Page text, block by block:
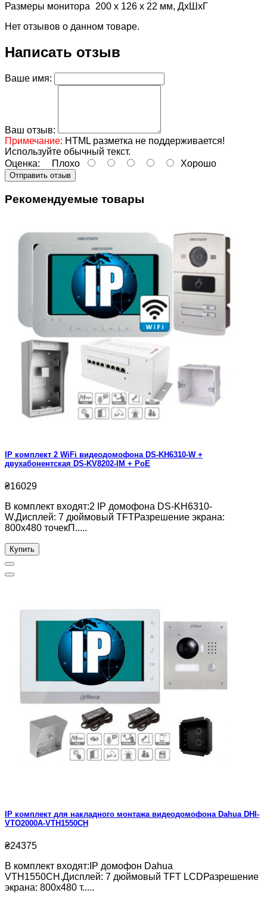
Размеры монитора 200 х 126 х 22 мм, ДхШхГ
Нет отзывов о данном товаре.
Написать отзыв
Ваше имя:
Ваш отзыв:
Примечание: HTML разметка не поддерживается!
Используйте обычный текст.
Оценка: Плохо Хорошо
Отправить отзыв
Рекомендуемые товары
IP комплект 2 WiFi видеодомофона DS-KH6310-W +
двухабонентская DS-KV8202-IM + PoE
₴16029
В комплект входят:2 IP домофона DS-KH6310-
W.Дисплей: 7 дюймовый TFTРазрешение экрана:
800x480 точекП.....
Купить
IP комплект для накладного монтажа видеодомофона Dahua DHI-
VTO2000A-VTH1550CH
₴24375
В комплект входят:IP домофон Dahua
VTH1550CH.Дисплей: 7 дюймовый TFT LCDРазрешение
экрана: 800x480 т.....